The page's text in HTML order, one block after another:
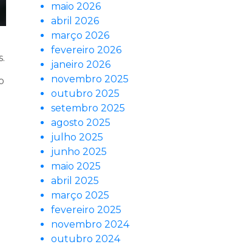
maio 2026
abril 2026
março 2026
fevereiro 2026
janeiro 2026
novembro 2025
outubro 2025
setembro 2025
agosto 2025
julho 2025
junho 2025
maio 2025
abril 2025
março 2025
fevereiro 2025
novembro 2024
outubro 2024